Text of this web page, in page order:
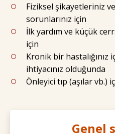
Fiziksel şikayetleriniz
sorunlarınız için
İlk yardım ve küçük
için
Kronik bir hastalığınız
ihtiyacınız olduğunda
Önleyici tıp (aşılar vb.)
Genel